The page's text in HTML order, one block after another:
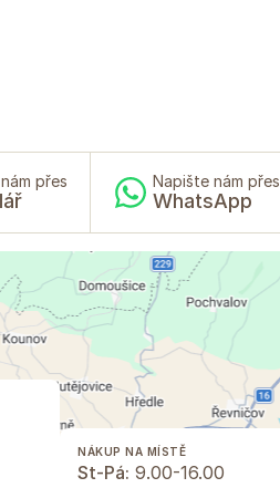
přes Napište nám přes
WhatsApp
NÁKUP NA MÍSTĚ
St-Pá: 9.00-16.00